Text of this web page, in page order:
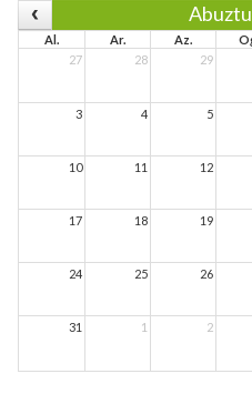
Al. Ar. Az.
27
28 29
3 4 5
10 11 12
17 18 19
24 25 26
31 1 2